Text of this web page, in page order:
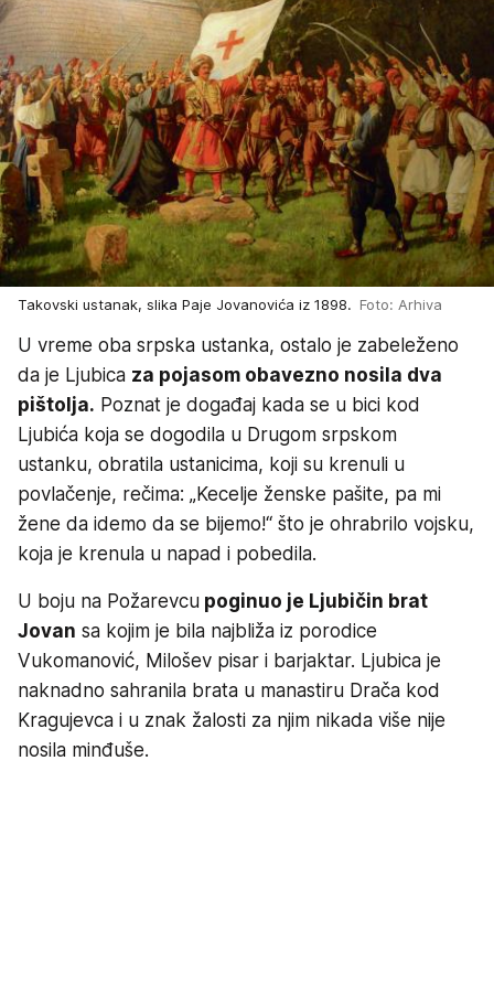
Takovski ustanak, slika Paje Jovanovića iz 1898. Foto: Arhiva
U vreme oba srpska ustanka, ostalo je zabeleženo
da je Ljubica za pojasom obavezno nosila dva
pištolja. Poznat je događaj kada se u bici kod
Ljubića koja se dogodila u Drugom srpskom
ustanku, obratila ustanicima, koji su krenuli u
povlačenje, rečima: „Kecelje ženske pašite, pa mi
žene da idemo da se bijemo!“ što je ohrabrilo vojsku,
koja je krenula u napad i pobedila.
U boju na Požarevcu poginuo je Ljubičin brat
Jovan sa kojim je bila najbliža iz porodice
Vukomanović, Milošev pisar i barjaktar. Ljubica je
naknadno sahranila brata u manastiru Drača kod
Kragujevca i u znak žalosti za njim nikada više nije
nosila minđuše.